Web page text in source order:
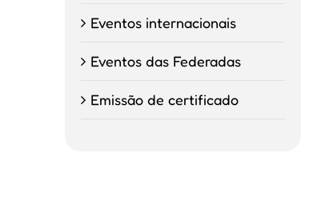
Eventos internacionais
Eventos das Federadas
Emissão de certificado